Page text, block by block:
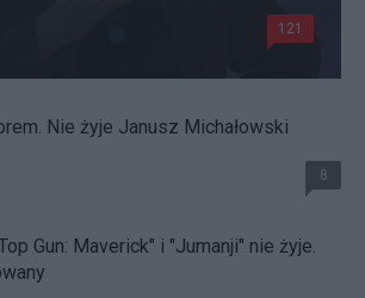
121
Nie żyje Janusz Michałowski
8
Gun: Maverick" i "Jumanji" nie żyje.